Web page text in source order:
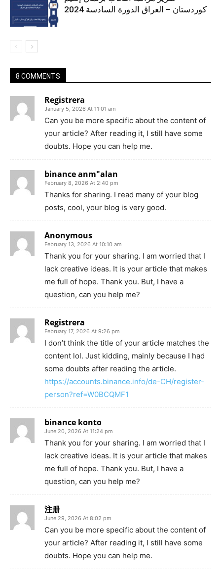
كوردستان – العراق الدورة السادسة 2024
8 COMMENTS
Registrera
January 5, 2026 At 11:01 am
Can you be more specific about the content of
your article? After reading it, I still have some
doubts. Hope you can help me.
binance anm"alan
February 8, 2026 At 2:40 pm
Thanks for sharing. I read many of your blog
posts, cool, your blog is very good.
Anonymous
February 13, 2026 At 10:10 am
Thank you for your sharing. I am worried that I
lack creative ideas. It is your article that makes
me full of hope. Thank you. But, I have a
question, can you help me?
Registrera
February 17, 2026 At 9:26 pm
I don’t think the title of your article matches the
content lol. Just kidding, mainly because I had
some doubts after reading the article.
https://accounts.binance.info/de-CH/register-
person?ref=W0BCQMF1
binance konto
June 20, 2026 At 11:24 pm
Thank you for your sharing. I am worried that I
lack creative ideas. It is your article that makes
me full of hope. Thank you. But, I have a
question, can you help me?
注册
June 29, 2026 At 8:02 pm
Can you be more specific about the content of
your article? After reading it, I still have some
doubts. Hope you can help me.